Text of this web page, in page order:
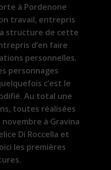
à Pordenone
travail, entrepris
structure de cette
d’en faire
personnelles.
personnages
c’est le
Au total une
toutes réalisées
à Gravina
Di Roccella et
les premières